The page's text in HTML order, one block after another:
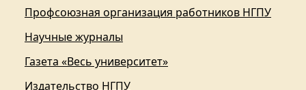
Профсоюзная организация работников НГПУ
Научные журналы
Газета «Весь университет»
Издательство НГПУ